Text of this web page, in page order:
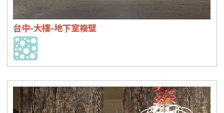
台中-大樓-地下室複壁